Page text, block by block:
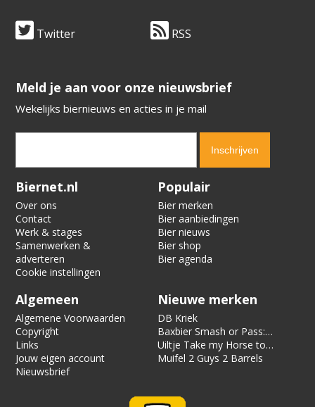
Twitter RSS
​​​​​​​Meld je aan voor onze nieuwsbrief
Wekelijks biernieuws en acties in je mail
Verification code:
Biernet.nl
Over ons
Contact
Werk & stages
Samenwerken &
adverteren
Cookie instellingen
Populair
Bier merken
Bier aanbiedingen
Bier nieuws
Bier shop
Bier agenda
Algemeen
Algemene Voorwaarden
Copyright
Links
Jouw eigen account
Nieuwsbrief
Nieuwe merken
DB Kriek
Baxbier Smash or Pass:
Strata
Uiltje Take my Horse to
the Hotel Room
Muifel 2 Guys 2 Barrels